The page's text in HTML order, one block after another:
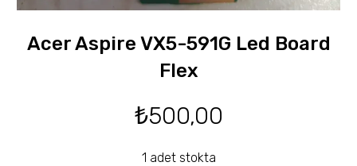
Acer Aspire VX5-591G Led Board
Flex
₺500,00
1 adet stokta